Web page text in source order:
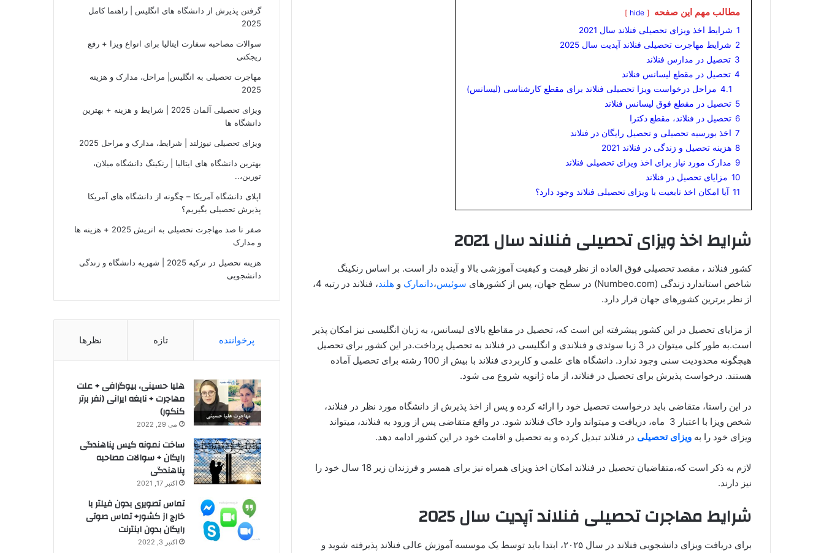
مطالب مهم این صفحه hide
1 شرایط اخذ ویزای تحصیلی فنلاند سال 2021
2 شرایط مهاجرت تحصیلی فنلاند آپدیت سال 2025
3 تحصیل در مدارس فنلاند
4 تحصیل در مقطع لیسانس فنلاند
4.1 مراحل درخواست ویزا تحصیلی فنلاند برای مقطع کارشناسی (لیسانس)
5 تحصیل در مقطع فوق لیسانس فنلاند
6 تحصیل در فنلاند، مقطع دکترا
7 اخذ بورسیه تحصیلی و تحصیل رایگان در فنلاند
8 هزینه تحصیل و زندگی در فنلاند 2021
9 مدارک مورد نیاز برای اخذ ویزای تحصیلی فنلاند
10 مزایای تحصیل در فنلاند
11 آیا امکان اخذ تابعیت با ویزای تحصیلی فنلاند وجود دارد؟
شرایط اخذ ویزای تحصیلی فنلاند سال 2021
کشور فنلاند ، مقصد تحصیلی فوق العاده از نظر قیمت و کیفیت آموزشی بالا و آینده دار است. بر اساس رنکینگ
شاخص استاندارد زندگی (Numbeo.com) در سطح جهان، پس از کشورهای
سوئیس،دانمارک و هلند
، فنلاند در رتبه 4،
از نظر برترین کشورهای جهان قرار دارد.
از مزایای تحصیل در این کشور پیشرفته این است که، تحصیل در مقاطع بالای لیسانس، به زبان انگلیسی نیز امکان پذیر
است.به طور کلی میتوان در 3 زبا سوئدی و فنلاندی و انگلیسی در فنلاند به تحصیل پرداخت.در این کشور برای تحصیل
هیچگونه محدودیت سنی وجود ندارد. دانشگاه های علمی و کاربردی فنلاند با بیش از 100 رشته برای تحصیل آماده
هستند. درخواست پذیرش برای تحصیل در فنلاند، از ماه ژانویه شروع می شود.
در این راستا، متقاضی باید درخواست تحصیل خود را ارائه کرده و پس از اخذ پذیرش از دانشگاه مورد نظر در فنلاند،
شخص ویزا با اعتبار 3 ماه، دریافت و میتواند وارد خاک فنلاند شود. در واقع متقاضی پس از ورود به فنلاند، میتواند
ویزای خود را به ویزای تحصیلی در فنلاند تبدیل کرده و به تحصیل و اقامت خود در این کشور ادامه دهد.
لازم به ذکر است که،متقاضیان تحصیل در فنلاند امکان اخذ ویزای همراه نیز برای همسر و فرزندان زیر 18 سال خود را
نیز دارند.
شرایط مهاجرت تحصیلی فنلاند آپدیت سال 2025
برای دریافت ویزای دانشجویی فنلاند در سال ۲۰۲۵، ابتدا باید توسط یک موسسه آموزش عالی فنلاند پذیرفته شوید و
گرفتن پذیرش از دانشگاه های انگلیس | راهنما کامل
2025
سوالات مصاحبه سفارت ایتالیا برای انواع ویزا + رفع
ریجکتی
مهاجرت تحصیلی به انگلیس| مراحل، مدارک و هزینه
2025
ویزای تحصیلی آلمان 2025 | شرایط و هزینه + بهترین
دانشگاه ها
ویزای تحصیلی نیوزلند | شرایط، مدارک و مراحل 2025
بهترین دانشگاه های ایتالیا | رنکینگ دانشگاه میلان،
تورین،..
اپلای دانشگاه آمریکا – چگونه از دانشگاه های آمریکا
پذیرش تحصیلی بگیریم؟
صفر تا صد مهاجرت تحصیلی به اتریش 2025 + هزینه ها
و مدارک
هزینه تحصیل در ترکیه 2025 | شهریه دانشگاه و زندگی
دانشجویی
پرخواننده تازه نظرها
هلیا حسینی، بیوگرافی + علت
مهاجرت + نابغه ایرانی (نفر برتر
کنکور)
می 29, 2022
ساخت نمونه کیس پناهندگی
رایگان + سوالات مصاحبه
پناهندگی
اکتبر 17, 2021
تماس تصویری بدون فیلتر با
خارج از کشور+ تماس صوتی
رایگان بدون اینترنت
اکتبر 3, 2022